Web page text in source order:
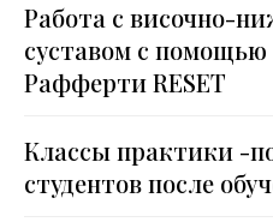
Работа с височно-
суставом с
Рафферти RESET
Классы практики -
студентов после